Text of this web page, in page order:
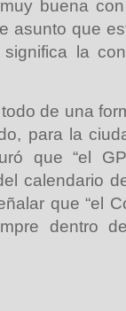
buena
asunto que
la
de una
para la
que “el
calendario
que “el
dentro